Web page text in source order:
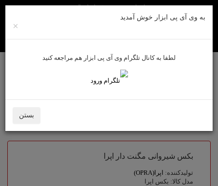
راهنمای خرید روش های ارسال
0
بکس شیروانی مگنت دار اپرا
تولیدکننده: اپرا(OPRA)
مدل کالا: بکس اپرا
به وی آی پی ابزار خوش آمدید
×
لطفا به کانال تلگرام وی آی پی ابزار هم مراجعه کنید
بستن